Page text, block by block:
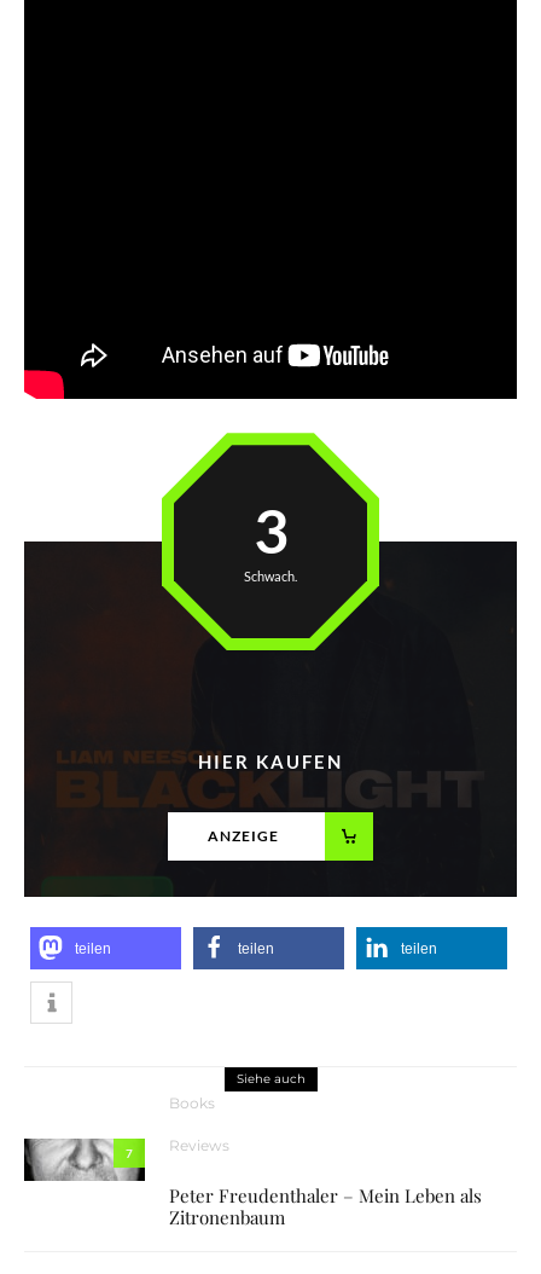
3
Schwach.
HIER KAUFEN
ANZEIGE
teilen teilen teilen
Siehe auch
7
Books
Reviews
Peter Freudenthaler – Mein Leben als
Zitronenbaum